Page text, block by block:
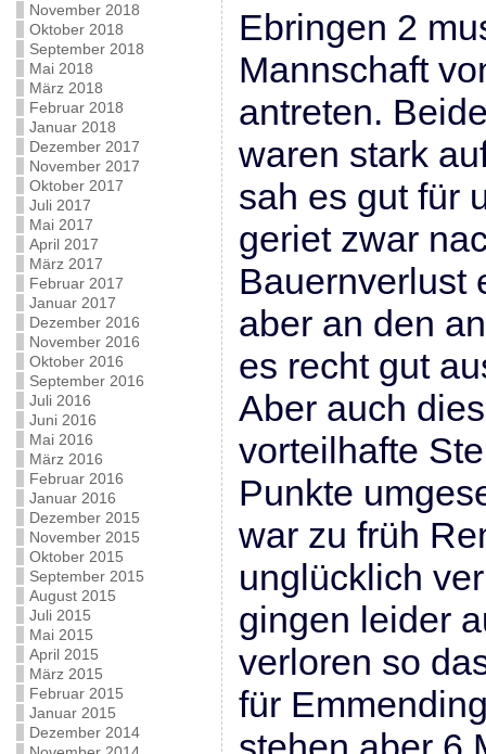
November 2018
Oktober 2018
September 2018
Mai 2018
März 2018
Februar 2018
Januar 2018
Dezember 2017
November 2017
Oktober 2017
Juli 2017
Mai 2017
April 2017
März 2017
Februar 2017
Januar 2017
Dezember 2016
November 2016
Oktober 2016
September 2016
Juli 2016
Juni 2016
Mai 2016
März 2016
Februar 2016
Januar 2016
Dezember 2015
November 2015
Oktober 2015
September 2015
August 2015
Juli 2015
Mai 2015
April 2015
März 2015
Februar 2015
Januar 2015
Dezember 2014
Ebringen 2
Mannschaft
antreten.
waren stark
sah es gut für
geriet zwar
Bauernverlust
aber an den
es recht gut
Aber auch
vorteilhafte
Punkte
war zu früh
unglücklich
gingen leider
verloren so
für